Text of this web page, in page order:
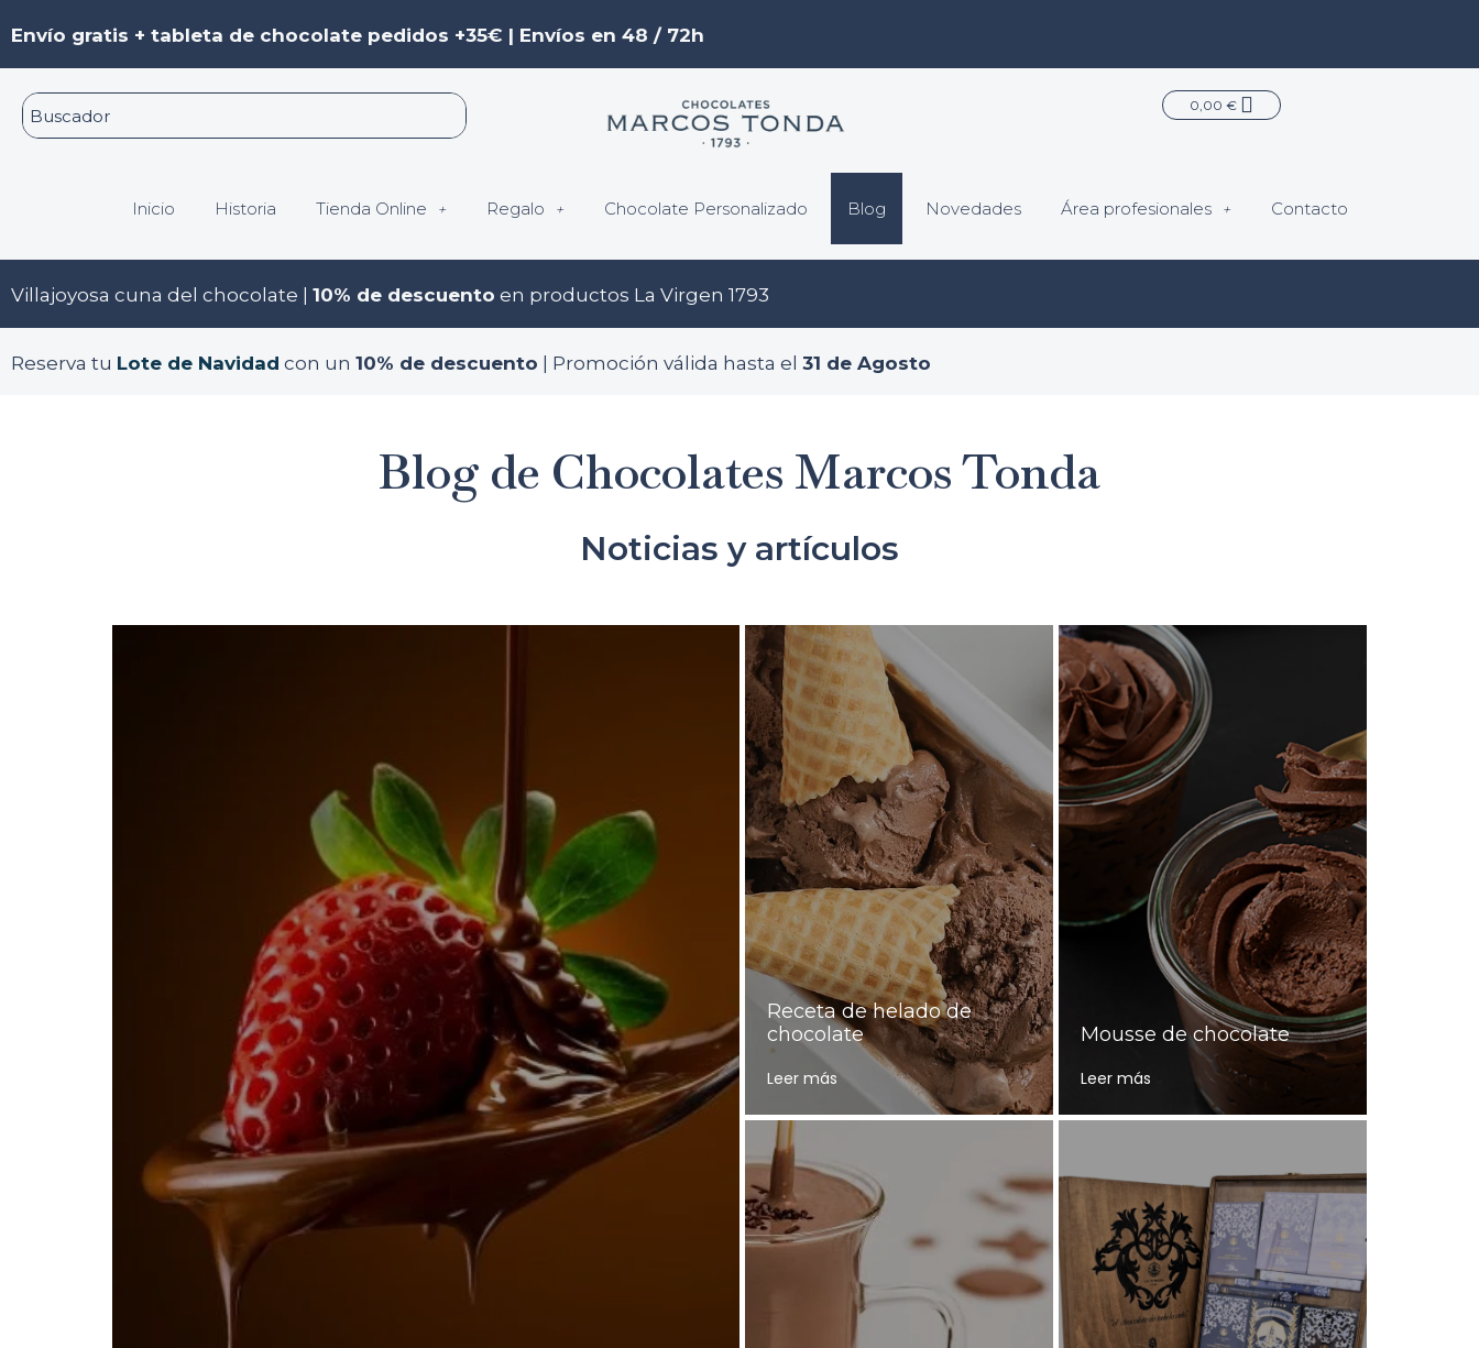
al
contenido
Envío gratis + tableta de chocolate pedidos +35€ | Envíos en 48 / 72h
0,00 € Carrito
Inicio Historia Tienda Online Regalo Chocolate Personalizado Blog Novedades Área profesionales Contacto
Villajoyosa cuna del chocolate | 10% de descuento en productos La Virgen 1793
Reserva tu Lote de Navidad con un 10% de descuento | Promoción válida hasta el 31 de Agosto
Blog de Chocolates Marcos Tonda
Noticias y artículos
Receta de helado de
chocolate
Leer más
Mousse de chocolate
Leer más